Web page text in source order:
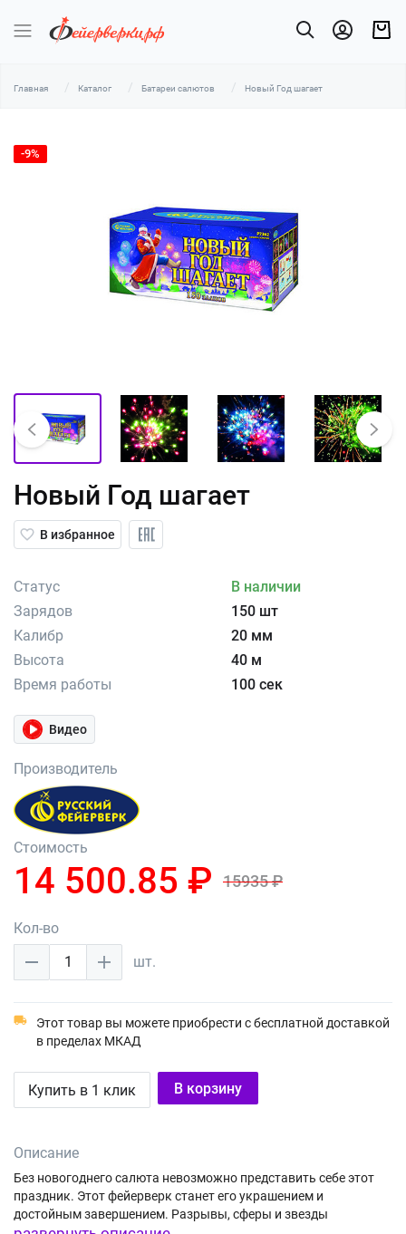
Главная Каталог Батареи салютов Новый Год шагает
-9%
Новый Год шагает
В избранное
Статус
В наличии
Зарядов
150 шт
Калибр
20 мм
Высота
40 м
Время работы
100 сек
Видео
Производитель
Стоимость
14 500.85 ₽ 15935 ₽
Кол-во
1
шт.
Этот товар вы можете приобрести с бесплатной доставкой
в пределах МКАД
Купить в 1 клик В корзину
Описание
Без новогоднего салюта невозможно представить себе этот
праздник. Этот фейерверк станет его украшением и
достойным завершением. Разрывы, сферы и звезды